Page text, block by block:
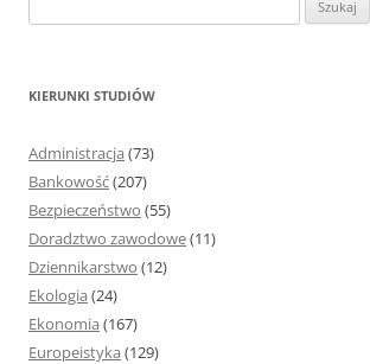
z
KIERUNKI STUDIÓW
Administracja (73)
Bankowość(207)
Bezpieczeństwo (55)
Doradztwo zawodowe(11)
Dziennikarstwo (12)
Ekologia (24)
Ekonomia (167)
Europeistyka (129)